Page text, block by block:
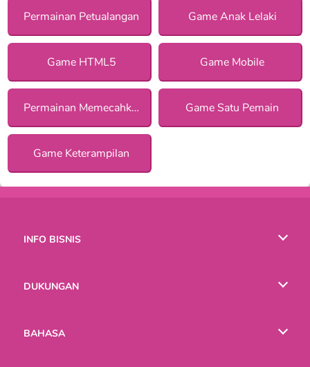
Permainan Petualangan Game Anak Lelaki
Game HTML5 Game Mobile
Permainan Memecahkan Misteri Game Satu Pemain
Game Keterampilan
INFO BISNIS
DUKUNGAN
BAHASA